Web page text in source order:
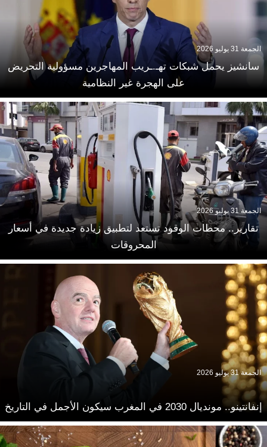
سانشيز يحمل شبكات تهـ.ـريب المهاجرين مسؤولية التحريض
على الهجرة غير النظامية
الجمعة 31 يوليو 2026
تقارير.. محطات الوقود تستعد لتطبيق زيادة جديدة في أسعار
المحروقات
الجمعة 31 يوليو 2026
إنفانتينو.. مونديال 2030 في المغرب سيكون الأجمل في التاريخ
الجمعة 31 يوليو 2026